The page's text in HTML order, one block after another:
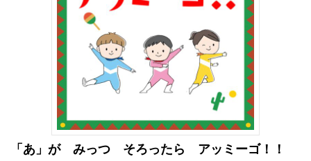
「あ」が みっつ そろったら アッミーゴ！！